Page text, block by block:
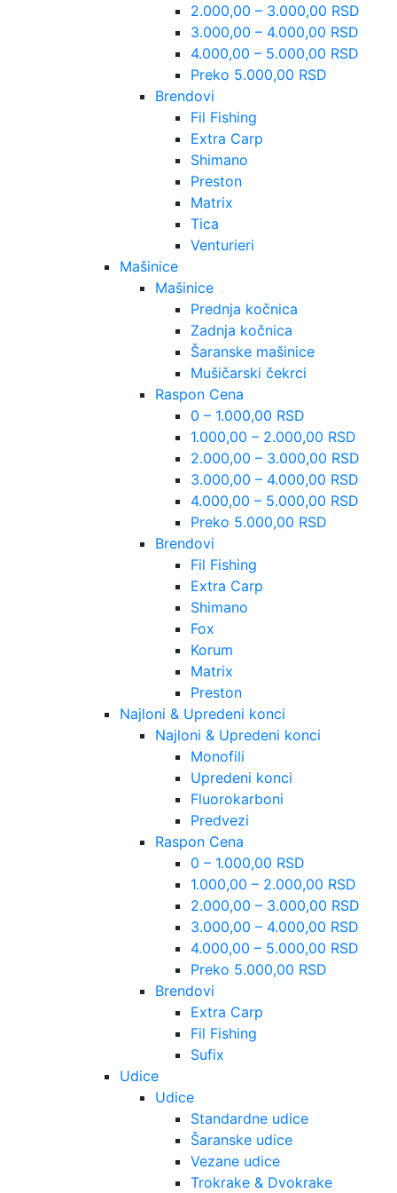
2.000,00 – 3.000,00 RSD
3.000,00 – 4.000,00 RSD
4.000,00 – 5.000,00 RSD
Preko 5.000,00 RSD
Brendovi
Fil Fishing
Extra Carp
Shimano
Preston
Matrix
Tica
Venturieri
Mašinice
Mašinice
Prednja kočnica
Zadnja kočnica
Šaranske mašinice
Mušičarski čekrci
Raspon Cena
0 – 1.000,00 RSD
1.000,00 – 2.000,00 RSD
2.000,00 – 3.000,00 RSD
3.000,00 – 4.000,00 RSD
4.000,00 – 5.000,00 RSD
Preko 5.000,00 RSD
Brendovi
Fil Fishing
Extra Carp
Shimano
Fox
Korum
Matrix
Preston
Najloni & Upredeni konci
Najloni & Upredeni konci
Monofili
Upredeni konci
Fluorokarboni
Predvezi
Raspon Cena
0 – 1.000,00 RSD
1.000,00 – 2.000,00 RSD
2.000,00 – 3.000,00 RSD
3.000,00 – 4.000,00 RSD
4.000,00 – 5.000,00 RSD
Preko 5.000,00 RSD
Brendovi
Extra Carp
Fil Fishing
Sufix
Udice
Udice
Standardne udice
Šaranske udice
Vezane udice
Trokrake & Dvokrake